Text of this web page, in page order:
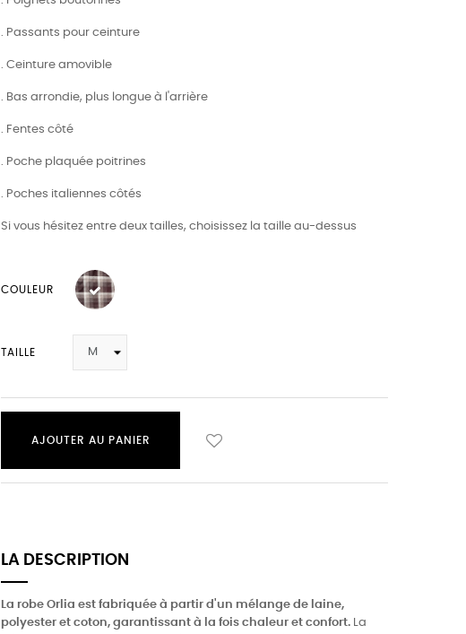
. Passants pour ceinture
. Ceinture amovible
. Bas arrondie, plus longue à l'arrière
. Fentes côté
. Poche plaquée poitrines
. Poches italiennes côtés
Si vous hésitez entre deux tailles, choisissez la taille au-dessus
COULEUR
TAILLE
AJOUTER AU PANIER
LA DESCRIPTION
La robe Orlia est fabriquée à partir d'un mélange de laine,
polyester et coton, garantissant à la fois chaleur et confort. La